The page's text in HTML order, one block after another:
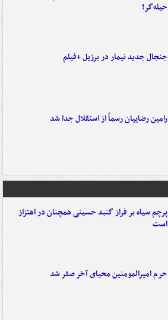
حیله‌گر!
جنجال جدید نیمار در برزیل +فیلم
رامین رضاییان رسماً از استقلال جدا شد
پرچم سیاه بر فراز گنبد حسینی همچنان در اهتزاز
است
حرم امیرالمومنین محیای آخر صفر شد